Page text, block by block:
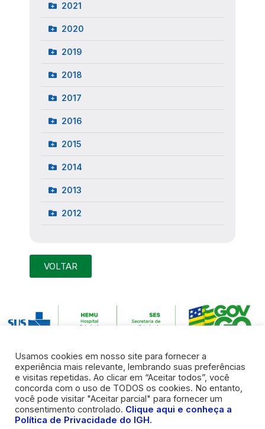
2021
2020
2019
2018
2017
2016
2015
2014
2013
2012
VOLTAR
Endereço:Rua R7 S/N, Setor Coimbra | Goiânia – Goiás | CEP:
74.125-120
Telefones: (62) 3956-2919/
Usamos cookies em nosso site para fornecer a
experiência mais relevante, lembrando suas preferências
e visitas repetidas. Ao clicar em “Aceitar todos”, você
concorda com o uso de TODOS os cookies. No entanto,
você pode visitar "Aceitar parcial" para fornecer um
consentimento controlado. Clique aqui e conheça a
Política de Privacidade do IGH.